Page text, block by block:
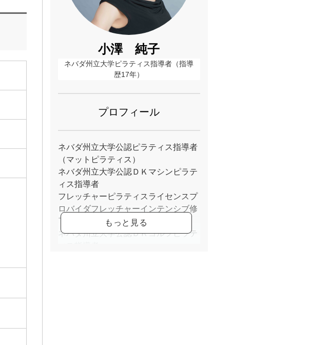
小澤 純子
ネバダ州立大学ピラティス指導者（指導
歴17年）
プロフィール
ネバダ州立大学公認ピラティス指導者
（マットピラティス）
ネバダ州立大学公認ＤＫマシンピラテ
ィス指導者
フレッチャーピラティスライセンスプ
ロバイダフレッチャーインテンシブ修
了
ネバダ州立大学公認ＤＫゴルフピラテ